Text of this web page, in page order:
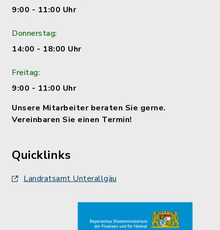
9:00 - 11:00 Uhr
Donnerstag:
14:00 - 18:00 Uhr
Freitag:
9:00 - 11:00 Uhr
Unsere Mitarbeiter beraten Sie gerne.
Vereinbaren Sie einen Termin!
Quicklinks
Landratsamt Unterallgäu